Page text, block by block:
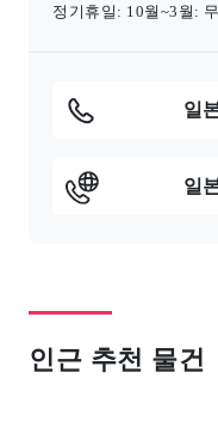
정기휴일: 10월~3월:
일
일
인근 추천 물건